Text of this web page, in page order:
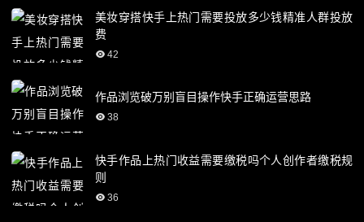
美妆穿搭快手上热门需要投放多少钱精准人群投放
费
42
作品浏览破万别盲目操作快手正确运营思路
38
快手作品上热门收益需要缴税吗个人创作者缴税规
则
36